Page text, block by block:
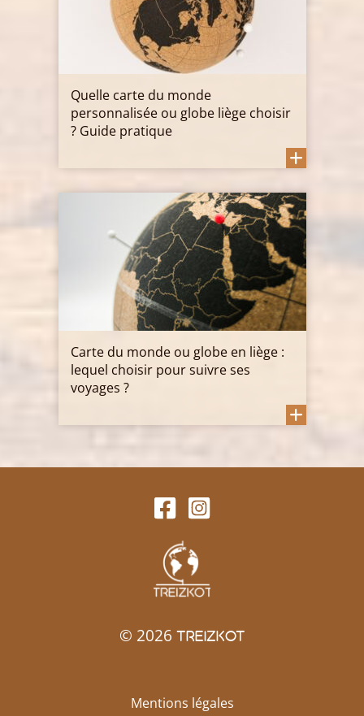
Quelle carte du monde
personnalisée ou globe liège choisir
? Guide pratique
Carte du monde ou globe en liège :
lequel choisir pour suivre ses
voyages ?
© 2026 TREIZKOT
Mentions légales